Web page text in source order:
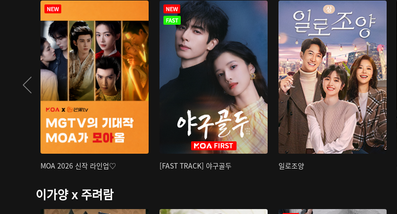
MOA 2026 신작 라인업♡ [FAST TRACK] 야구골두 일로조양
이가양 x 주려람